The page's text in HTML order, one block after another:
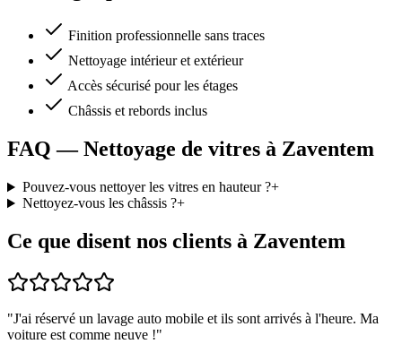
Finition professionnelle sans traces
Nettoyage intérieur et extérieur
Accès sécurisé pour les étages
Châssis et rebords inclus
FAQ — Nettoyage de vitres à Zaventem
Pouvez-vous nettoyer les vitres en hauteur ?+
Nettoyez-vous les châssis ?+
Ce que disent nos clients à Zaventem
"J'ai réservé un lavage auto mobile et ils sont arrivés à l'heure. Ma
voiture est comme neuve !"